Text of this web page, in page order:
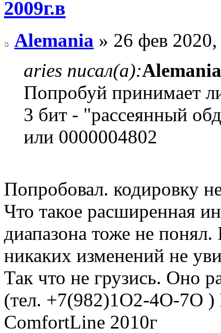
2009г.в
Alemania » 26 фев
aries писал(а):Alemania
Попробуй принимает
3 бит - "рассеянный
или 0000004802
Попробовал. кодировку
Что такое расширенная
диапазона тоже не понял.
никаких изменений не
Так что не грузись. Оно
(тел. +7(982)1O2-4O-7O
ComfortLine 2010г